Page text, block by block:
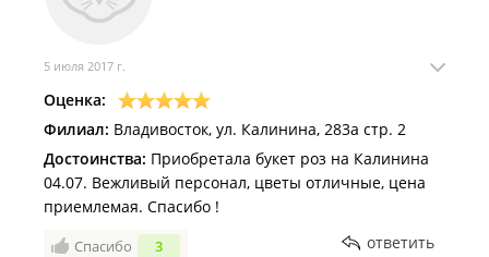
5 июля 2017 г.
Оценка:
Филиал: Владивосток, ул. Калинина, 283а стр. 2
Достоинства: Приобретала букет роз на Калинина
04.07. Вежливый персонал, цветы отличные, цена
приемлемая. Спасибо !
Спасибо 3 ответить